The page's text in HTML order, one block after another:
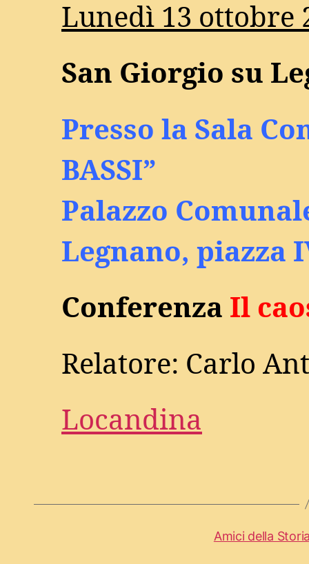
Lunedì 13 ottobre
San Giorgio su
Presso la Sala
BASSI”
Palazzo
Legnano, piazza
Conferenza Il
Relatore: Carlo
Locandina
Amici della